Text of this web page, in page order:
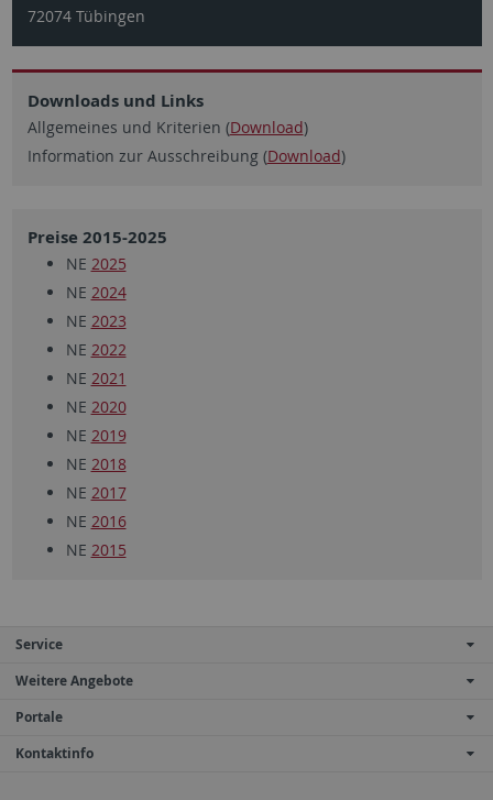
72074 Tübingen
Downloads und Links
Allgemeines und Kriterien (Download)
Information zur Ausschreibung (Download)
Preise 2015-2025
NE 2025
NE 2024
NE 2023
NE 2022
NE 2021
NE 2020
NE 2019
NE 2018
NE 2017
NE 2016
NE 2015
Service
Weitere Angebote
Portale
Kontaktinfo